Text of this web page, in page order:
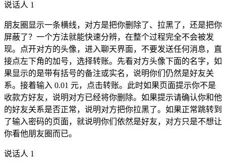
说话人 1
朋友圈显示一条横线，对方是把你删除了、拉黑了，还是把你
屏蔽了？一个方法就能快速分辨，在整个过程完全不会被发
现。点开对方的头像，进入聊天界面，不要发送任何消息，直
接点左下角的加号，选择转账。先看对方头像下面的名字，如
果显示的是带有括号的备注或实名，说明你们仍然是好友关
系。接着输入 0.01 元，点击转账。此时如果页面提示你不是
收款方好友，说明对方已经将你删除。如果提示请确认你和他
的好友关系是否正常，说明对方把你拉黑了。如果正常跳转到
了输入密码的页面，就说明你们依然是好友，对方只是不想让
你看他朋友圈而已。
说话人 1